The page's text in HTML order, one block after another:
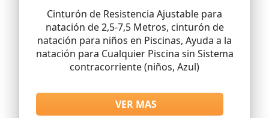
Cinturón de Resistencia Ajustable para
natación de 2,5-7,5 Metros, cinturón de
natación para niños en Piscinas, Ayuda a la
natación para Cualquier Piscina sin Sistema
contracorriente (niños, Azul)
VER MAS